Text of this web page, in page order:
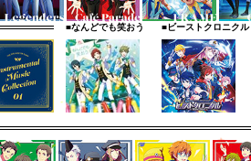
■なんどでも笑おう ■ビーストクロニクル